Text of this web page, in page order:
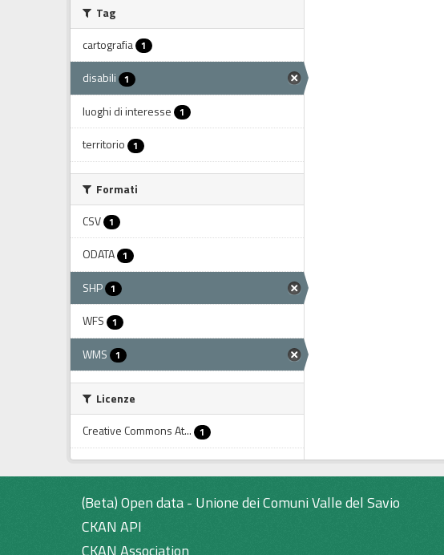
Tag
cartografia 1
disabili 1
luoghi di interesse 1
territorio 1
Formati
CSV 1
ODATA 1
SHP 1
WFS 1
WMS 1
Licenze
Creative Commons At... 1
(Beta) Open data - Unione dei Comuni Valle del Savio
CKAN API
CKAN Association